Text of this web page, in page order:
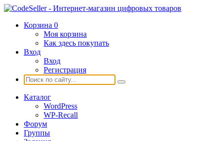
Корзина 0
Моя корзина
Как здесь покупать
Вход
Вход
Регистрация
Каталог
WordPress
WP-Recall
Форум
Группы